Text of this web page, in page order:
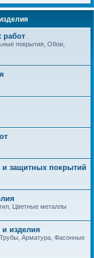
работ
покрытия, Обои,
защитных покрытий
Цветные металлы
изделия
Арматура, Фасонные